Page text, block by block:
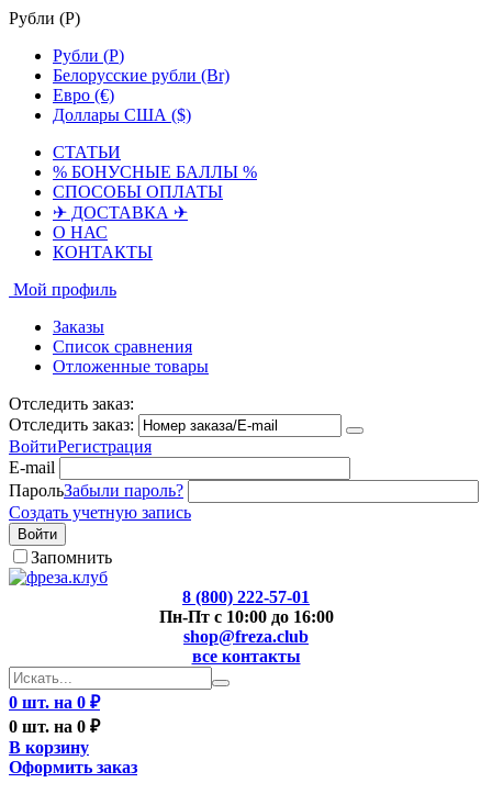
Рубли (Р)
Рубли (Р)
Белорусские рубли (Br)
Евро (€)
Доллары США ($)
СТАТЬИ
% БОНУСНЫЕ БАЛЛЫ %
СПОСОБЫ ОПЛАТЫ
✈ ДОСТАВКА ✈
О НАС
КОНТАКТЫ
Мой профиль
Заказы
Список сравнения
Отложенные товары
Отследить заказ:
Отследить заказ:
ВойтиРегистрация
E-mail
ПарольЗабыли пароль?
Создать учетную запись
Войти
Запомнить
8 (800) 222-57-01
Пн-Пт с 10:00 до 16:00
shop@freza.club
все контакты
0 шт. на 0 ₽
0 шт. на 0 ₽
В корзину
Оформить заказ